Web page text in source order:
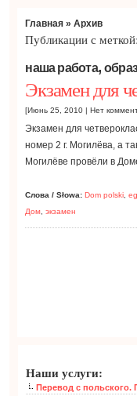
Главная » Архив
Публикации с
наша работа,
Экзамен для
[Июнь 25, 2010 |Нет
Экзамен для
номер 2 г. Могилёва, а
Могилёве провёли в
Слова / Słowa: Dom polski ,
Дом ,экзамен
Наши услуги:
Перевод с польского.